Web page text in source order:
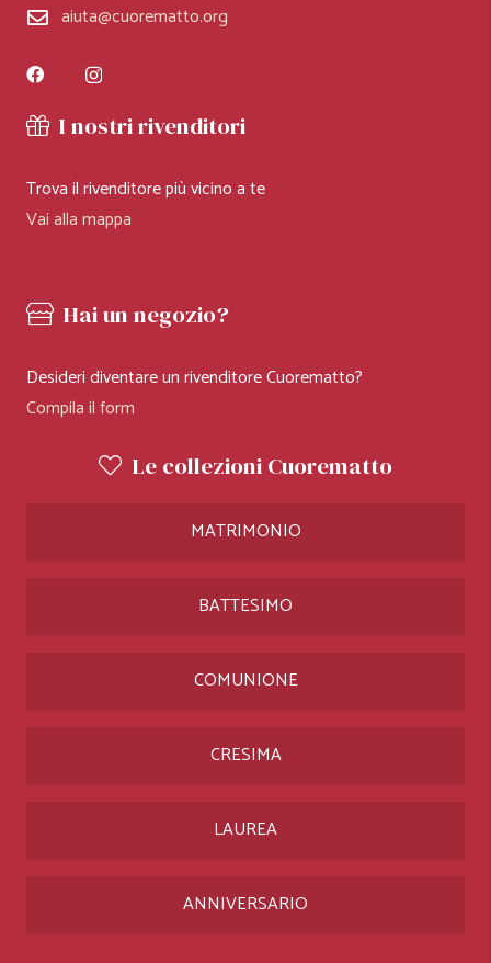
aiuta@cuorematto.org
I nostri rivenditori
Trova il rivenditore più vicino a te
Vai alla mappa
Hai un negozio?
Desideri diventare un rivenditore Cuorematto?
Compila il form
Le collezioni Cuorematto
MATRIMONIO
BATTESIMO
COMUNIONE
CRESIMA
LAUREA
ANNIVERSARIO